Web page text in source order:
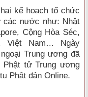
kế hoạch tổ chức
các nước như: Nhật
Cộng Hòa Séc,
Việt Nam… Ngày
Trung ương đã
tử Trung ương
Phật đản Online.